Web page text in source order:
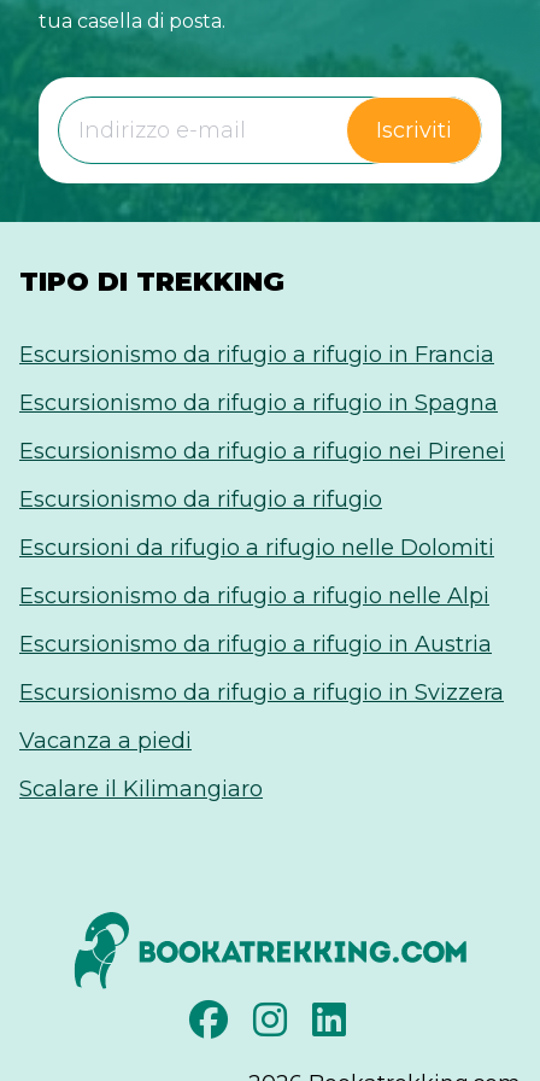
tua casella di posta.
Iscriviti
TIPO DI TREKKING
Escursionismo da rifugio a rifugio in Francia
Escursionismo da rifugio a rifugio in Spagna
Escursionismo da rifugio a rifugio nei Pirenei
Escursionismo da rifugio a rifugio
Escursioni da rifugio a rifugio nelle Dolomiti
Escursionismo da rifugio a rifugio nelle Alpi
Escursionismo da rifugio a rifugio in Austria
Escursionismo da rifugio a rifugio in Svizzera
Vacanza a piedi
Scalare il Kilimangiaro